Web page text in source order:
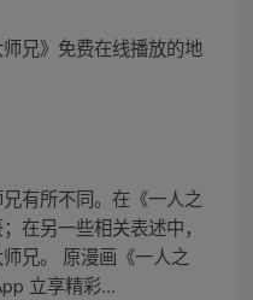
兄》免费在线播放的地
有所不同。在《一人之
在另一些相关表述中，
兄。 原漫画《一人之
立享精彩...